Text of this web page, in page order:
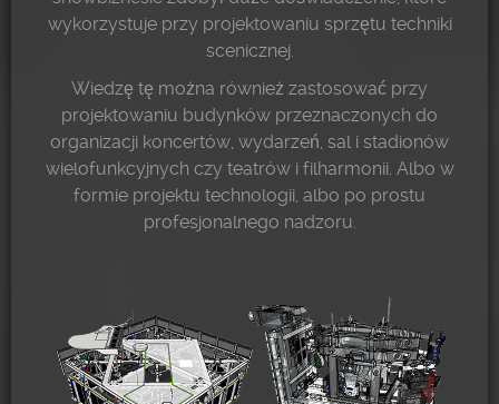
wykorzystuje przy projektowaniu sprzętu techniki
scenicznej.
Wiedzę tę można również zastosować przy
projektowaniu budynków przeznaczonych do
organizacji koncertów, wydarzeń, sal i stadionów
wielofunkcyjnych czy teatrów i filharmonii. Albo w
formie projektu technologii, albo po prostu
profesjonalnego nadzoru.